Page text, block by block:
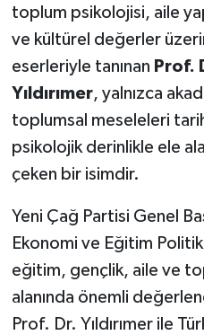
toplum psikolojisi, aile
ve kültürel değerler
eserleriyle tanınan Prof.
Yıldırımer, yalnızca
toplumsal meseleleri
psikolojik derinlikle ele
çeken bir isimdir.
Yeni Çağ Partisi Genel
Ekonomi ve Eğitim
eğitim, gençlik, aile ve
alanında önemli
Prof. Dr. Yıldırımer ile